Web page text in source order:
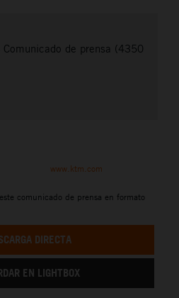
Comunicado de prensa (4350
www.ktm.com
comunicado de prensa en formato
DIRECTA
EN LIGHTBOX